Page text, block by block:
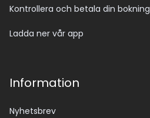
Kontrollera och betala din bokning
Ladda ner vår app
Information
Nyhetsbrev